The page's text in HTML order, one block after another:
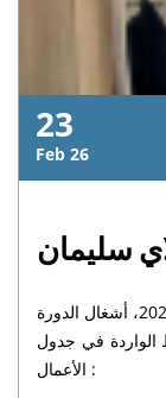
23
Feb 26
سليمان
ترأس الدكتور المصطفى أبومعروف، رئيس جامعة السلطان مولاي سليمان، يوم الخميس 18 رجب 1444 الموافق ل 9 فبراير 2023، أشغال الدورة
الواردة في جدول
الأعمال :